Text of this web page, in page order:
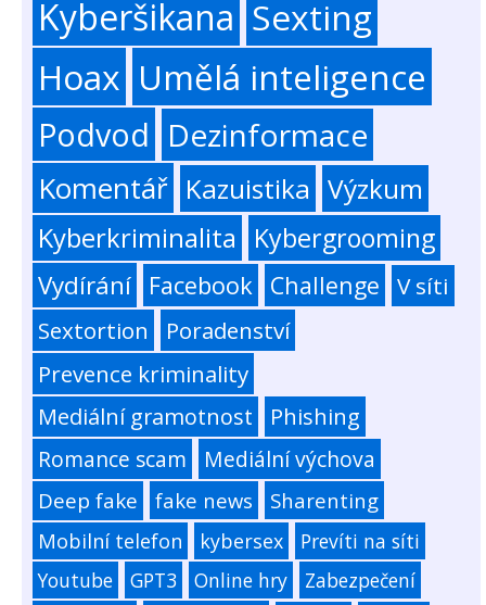
Kyberšikana Sexting
Hoax Umělá inteligence
Podvod Dezinformace
Komentář Kazuistika Výzkum
Kyberkriminalita Kybergrooming
Vydírání Facebook Challenge
V síti
Sextortion
Poradenství
Prevence kriminality
Mediální gramotnost
Phishing
Romance scam
Mediální výchova
Deep fake fake news Sharenting
Mobilní telefon kybersex
Prevíti na síti
Youtube
GPT3 Online hry
Zabezpečení